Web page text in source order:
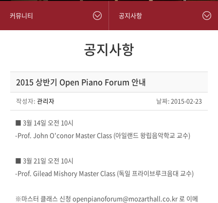
커뮤니티 공지사항
공지사항
2015 상반기 Open Piano Forum 안내
작성자: 관리자 날짜: 2015-02-23
■ 3월 14일 오전 10시
-Prof. John O'conor Master Class (아일랜드 왕립음악학교 교수)
■ 3월 21일 오전 10시
-Prof. Gilead Mishory Master Class (독일 프라이브루크음대 교수)
※마스터 클래스 신청 openpianoforum@mozarthall.co.kr 로 이메